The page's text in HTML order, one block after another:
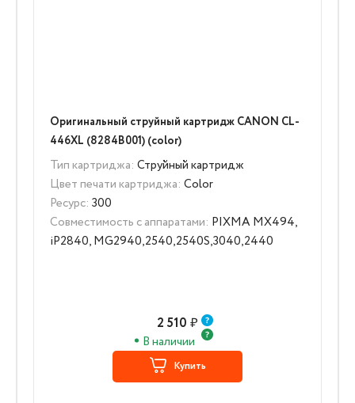
Оригинальный струйный картридж CANON CL-
446XL (8284B001) (color)
Тип картриджа: Струйный картридж
Цвет печати картриджа: Color
Ресурс: 300
Совместимость с аппаратами: PIXMA MX494,
iP2840, MG2940,2540,2540S,3040,2440
2 510 ₽
В наличии
Купить